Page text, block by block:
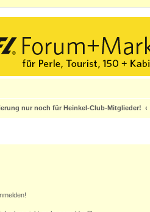
nur noch für Heinkel-Club-Mitglieder!